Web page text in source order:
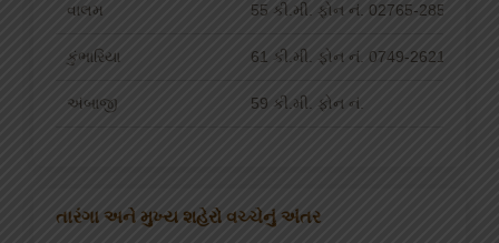
વાલમ 55 કી.મી. ફોન નં. 02765-285043
કુંભારિયા 61 કી.મી. ફોન નં. 0749-262178
અંબાજી 59 કી.મી. ફોન નં.
તારંગા અને મુખ્ય શહેરો વચ્ચેનું અંતર